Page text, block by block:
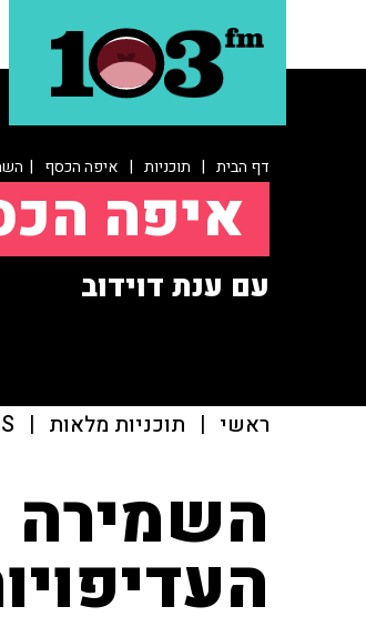
דף הבית | תוכניות | איפה הכסף |
איפה
עם ענת דוידוב
ראשי | תוכניות מלאות |
השמירה